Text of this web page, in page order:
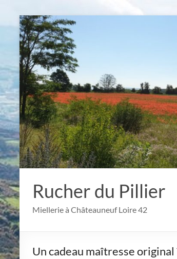
Aller
au
contenu
Rucher du Pillier
Miellerie à Châteauneuf Loire 42
Un cadeau maîtresse